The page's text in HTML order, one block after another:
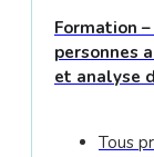
Formation
personnes
et analyse
Tous